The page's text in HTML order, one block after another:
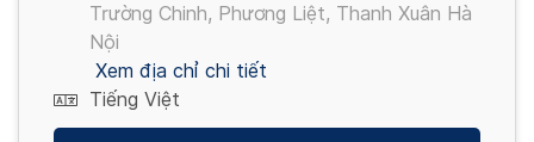
Trường Chinh, Phương Liệt, Thanh Xuân Hà
Nội
Xem địa chỉ chi tiết
Tiếng Việt